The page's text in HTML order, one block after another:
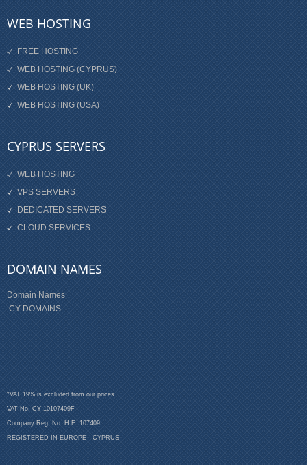
WEB HOSTING
FREE HOSTING
WEB HOSTING (CYPRUS)
WEB HOSTING (UK)
WEB HOSTING (USA)
CYPRUS SERVERS
WEB HOSTING
VPS SERVERS
DEDICATED SERVERS
CLOUD SERVICES
DOMAIN NAMES
Domain Names
.CY DOMAINS
*VAT 19% is excluded from our prices
VAT No. CY 10107409F
Company Reg. No. H.E. 107409
REGISTERED IN EUROPE - CYPRUS